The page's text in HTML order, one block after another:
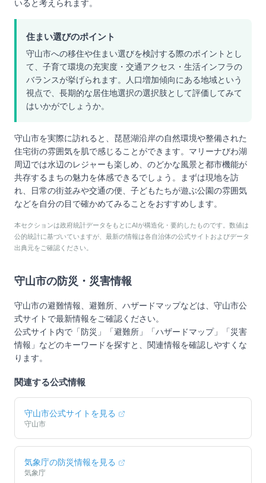
いると考えられます。
住まい選びのポイント
守山市への移住や住まい選びを検討する際のポイントとし
て、子育て環境の充実度・交通アクセス・生活インフラの
バランスが挙げられます。人口増加傾向にある地域という
視点で、長期的な居住地選択の選択肢として評価してみて
はいかがでしょうか。
守山市を実際に訪れると、琵琶湖沿岸の自然環境や整備された
住宅街の雰囲気を肌で感じることができます。マリーナびわ湖
周辺では水辺のレジャーも楽しめ、のどかな風景と都市機能が
共存するまちの魅力を体感できるでしょう。まずは現地を訪
れ、日常の街並みや交通の便、子どもたちが遊ぶ公園の雰囲気
などを自分の目で確かめてみることをおすすめします。
本セクションは政府統計データをもとにAIが構造化・要約したものです。数値は
公的統計に基づいていますが、最新の情報は各自治体の公式サイトおよびデータ
出典元をご確認ください。
守山市の防災・災害情報
守山市の避難情報、避難所、ハザードマップなどは、 守山市公
式サイトで最新情報をご確認ください。
公式サイト内で「防災」「避難所」「ハザードマップ」「災害
情報」などのキーワードを探すと、関連情報を確認しやすくな
ります。
関連する公式情報
守山市公式サイトを見る
守山市
気象庁の防災情報を見る
気象庁